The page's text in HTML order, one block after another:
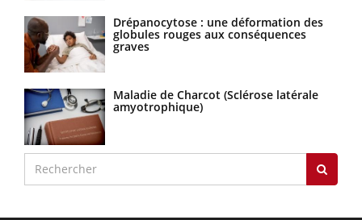
Drépanocytose : une déformation des
globules rouges aux conséquences
graves
Maladie de Charcot (Sclérose latérale
amyotrophique)